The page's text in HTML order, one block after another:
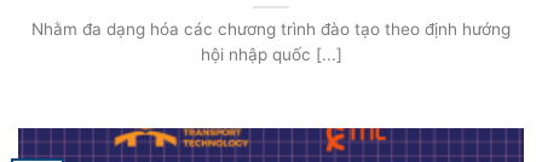
Nhằm đa dạng hóa các chương trình đào tạo theo định hướng
hội nhập quốc [...]